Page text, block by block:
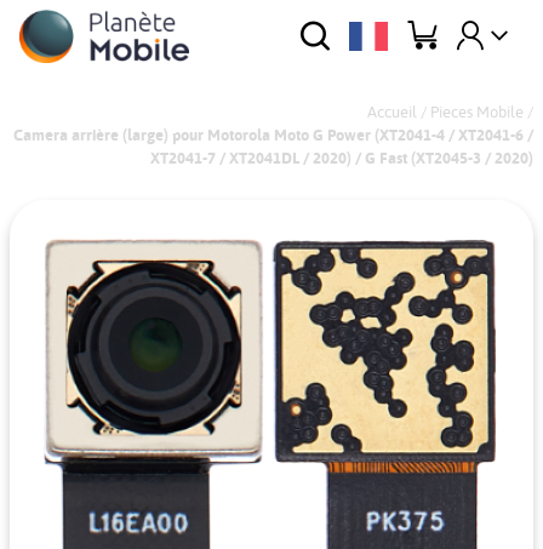
Accueil / Pieces Mobile /
Camera arrière (large) pour Motorola Moto G Power (XT2041-4 / XT2041-6 /
XT2041-7 / XT2041DL / 2020) / G Fast (XT2045-3 / 2020)